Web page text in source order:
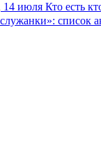
14 июля Кто есть
служанки»: список